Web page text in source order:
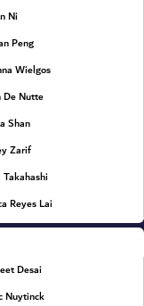
Ni
Peng
Wielgos
De Nutte
Shan
Zarif
Reyes Lai
Desai
Nuytinck